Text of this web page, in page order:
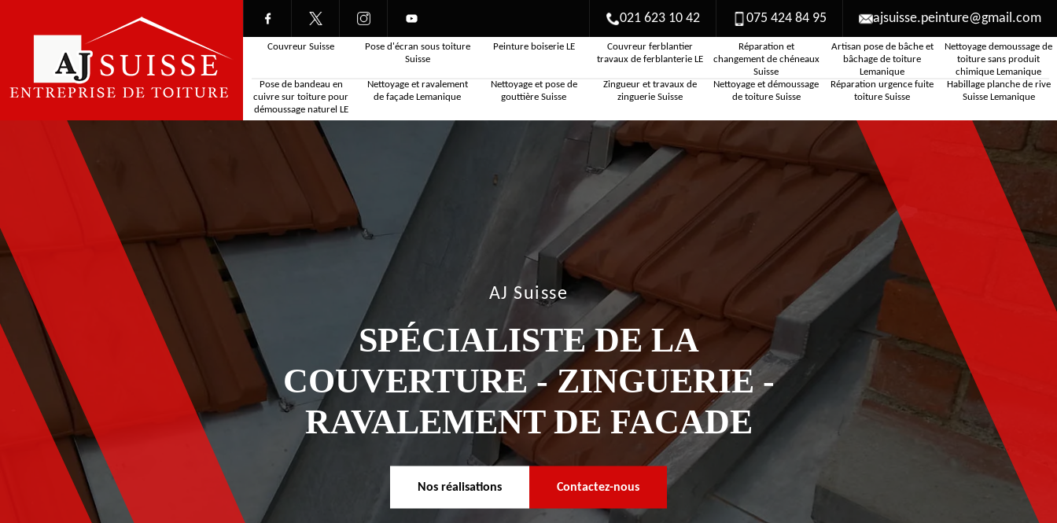
021 623 10 42 075 424 84 95 ajsuisse.peinture@gmail.com
Couvreur Suisse
Pose d'écran sous toiture
Suisse
Peinture boiserie LE
Couvreur ferblantier
travaux de ferblanterie LE
Réparation et
changement de chéneaux
Suisse
Artisan pose de bâche et
bâchage de toiture
Lemanique
Nettoyage demoussage de
toiture sans produit
chimique Lemanique
Pose de bandeau en
cuivre sur toiture pour
démoussage naturel LE
Nettoyage et ravalement
de façade Lemanique
Nettoyage et pose de
gouttière Suisse
Zingueur et travaux de
zinguerie Suisse
Nettoyage et démoussage
de toiture Suisse
Réparation urgence fuite
toiture Suisse
Habillage planche de rive
Suisse Lemanique
AJ Suisse
SPÉCIALISTE DE LA
COUVERTURE - ZINGUERIE -
RAVALEMENT DE FACADE
Nos réalisations Contactez-nous